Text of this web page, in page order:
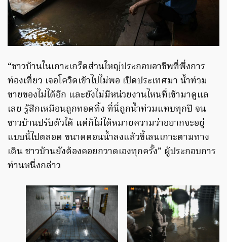
“ชาวบ้านในเกาะเกร็ดส่วนใหญ่ประกอบอาชีพที่พึ่งการ
ท่องเที่ยว เจอโควิดเข้าไปไม่พอ เปิดประเทศมา น้ำท่วม
ขายของไม่ได้อีก และยังไม่มีหน่วยงานไหนที่เข้ามาดูแล
เลย รู้สึกเหมือนถูกทอดทิ้ง ที่นี่ถูกน้ำท่วมแทบทุกปี จน
ชาวบ้านปรับตัวได้ แต่ก็ไม่ได้หมายความว่าอยากจะอยู่
แบบนี้ไปตลอด ขนาดตอนน้ำลงแล้วขี้เลนเกาะตามทาง
เดิน ชาวบ้านยังต้องคอยกวาดเองทุกครั้ง” ผู้ประกอบการ
ท่านหนึ่งกล่าว